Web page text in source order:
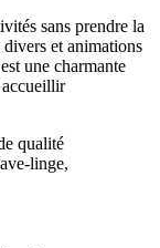
sans prendre la
et animations
une charmante
accueillir
qualité
linge,